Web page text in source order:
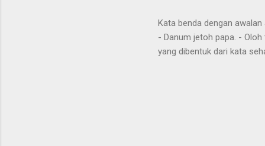
Kata benda dengan
- Danum jetoh papa. -
yang dibentuk dari kata
"aton", nya; "jari", sudah;
Omba aku , pergi dengan